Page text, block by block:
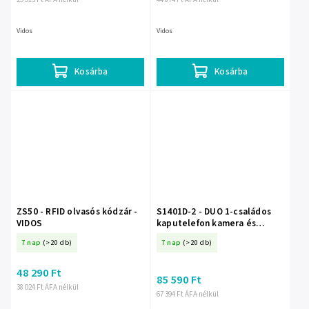
Kosárba
Vidos
Kosárba
Vidos
ZS50 - RFID olvasós kódzár -
VIDOS
7 nap (>20 db)
38 024 Ft ÁFA nélkül
48 290 Ft
S1401D-2 - DUO 1-családos
kaputelefon kamera és
7 nap (>20 db)
67 394 Ft ÁFA nélkül
85 590 Ft